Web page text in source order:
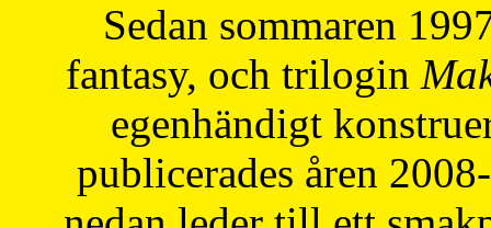
Sedan sommaren
fantasy, och trilogin
egenhändigt
publicerades åren